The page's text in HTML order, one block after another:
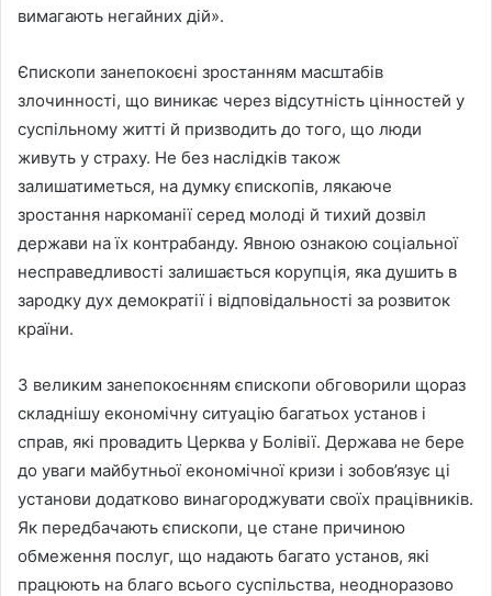
вимагають негайних дій».
Єпископи занепокоєні зростанням масштабів
злочинності, що виникає через відсутність цінностей у
суспільному житті й призводить до того, що люди
живуть у страху. Не без наслідків також
залишатиметься, на думку єпископів, лякаюче
зростання наркоманії серед молоді й тихий дозвіл
держави на їх контрабанду. Явною ознакою соціальної
несправедливості залишається корупція, яка душить в
зародку дух демократії і відповідальності за розвиток
країни.
З великим занепокоєнням єпископи обговорили щораз
складнішу економічну ситуацію багатьох установ і
справ, які провадить Церква у Болівії. Держава не бере
до уваги майбутньої економічної кризи і зобов’язує ці
установи додатково винагороджувати своїх працівників.
Як передбачають єпископи, це стане причиною
обмеження послуг, що надають багато установ, які
працюють на благо всього суспільства, неодноразово